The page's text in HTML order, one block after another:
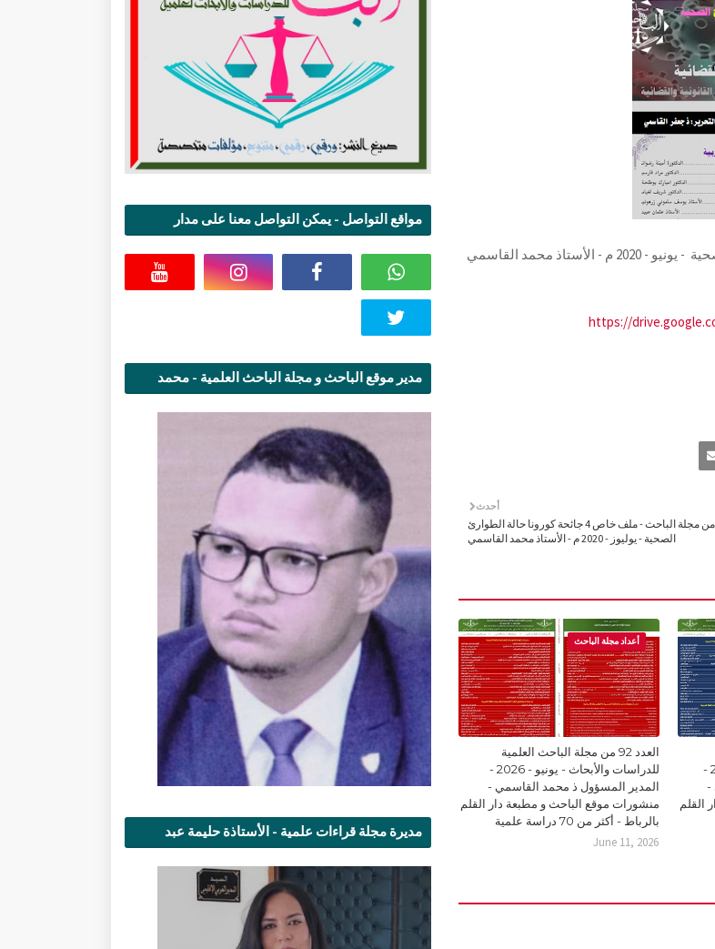
https://
أحدث
العدد 20 من مجلة الباحث - ملف خاص 4 جائحة كورونا حالة الطوارئ
الصحية - يوليوز - 2020 م - الأستاذ محمد القاسمي
للدراسات والأبحاث - يوليوز - 2026 -
-
القلم
أعداد مجلة الباحث
العدد 92 من مجلة الباحث العلمية
للدراسات والأبحاث - يونيو - 2026 -
المدير المسؤول ذ محمد القاسمي -
منشورات موقع الباحث و مطبعة دار القلم
بالرباط - أكثر من 70 دراسة علمية
June 11, 2026
مواقع التواصل - يمكن التواصل معنا على مدار
مدير موقع الباحث و مجلة الباحث العلمية - محمد
مديرة مجلة قراءات علمية - الأستاذة حليمة عبد